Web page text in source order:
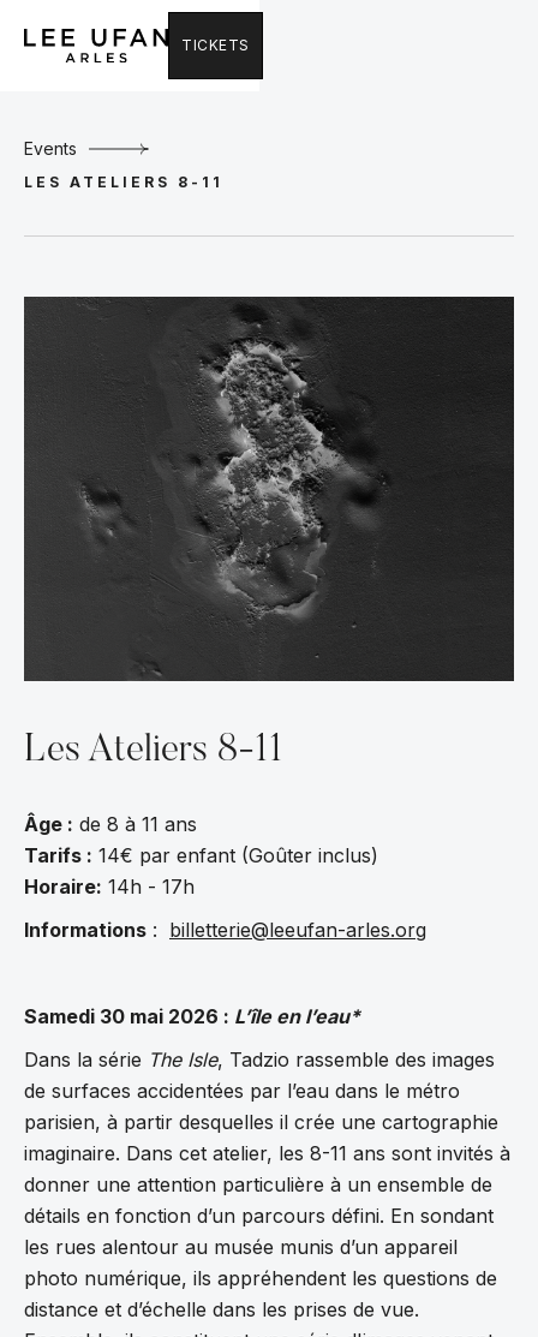
TICKETS
Events
LES ATELIERS 8-11
Les Ateliers 8-11
Âge : de 8 à 11 ans
Tarifs : 14€ par enfant (Goûter inclus)
Horaire: 14h - 17h
Informations : billetterie@leeufan-arles.org
Samedi 30 mai 2026 : L’île en l’eau*
Dans la série The Isle, Tadzio rassemble des images
de surfaces accidentées par l’eau dans le métro
parisien, à partir desquelles il crée une cartographie
imaginaire. Dans cet atelier, les 8-11 ans sont invités à
donner une attention particulière à un ensemble de
détails en fonction d’un parcours défini. En sondant
les rues alentour au musée munis d’un appareil
photo numérique, ils appréhendent les questions de
distance et d’échelle dans les prises de vue.